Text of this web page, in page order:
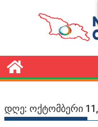
დღე: ოქტომბერი